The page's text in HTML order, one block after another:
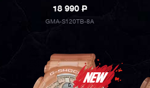
18 990P
GMA-S120TB-8A